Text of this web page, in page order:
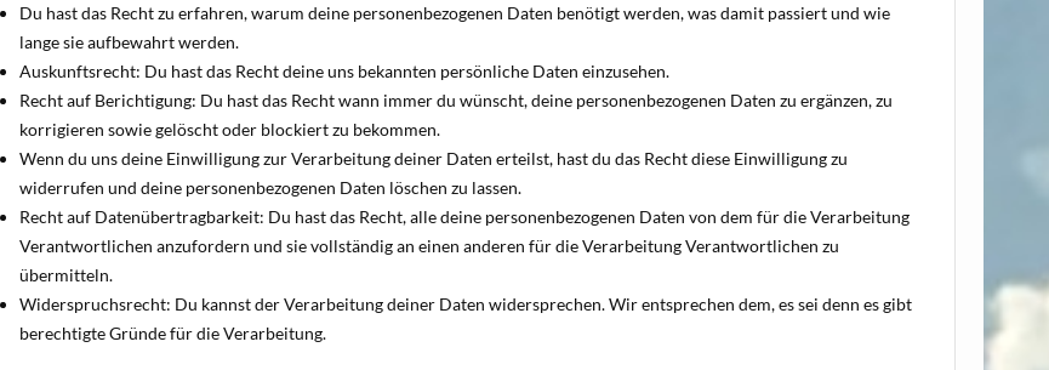
Du hast das Recht zu erfahren, warum deine personenbezogenen Daten benötigt werden, was damit passiert und wie
lange sie aufbewahrt werden.
Auskunftsrecht: Du hast das Recht deine uns bekannten persönliche Daten einzusehen.
Recht auf Berichtigung: Du hast das Recht wann immer du wünscht, deine personenbezogenen Daten zu ergänzen, zu
korrigieren sowie gelöscht oder blockiert zu bekommen.
Wenn du uns deine Einwilligung zur Verarbeitung deiner Daten erteilst, hast du das Recht diese Einwilligung zu
widerrufen und deine personenbezogenen Daten löschen zu lassen.
Recht auf Datenübertragbarkeit: Du hast das Recht, alle deine personenbezogenen Daten von dem für die Verarbeitung
Verantwortlichen anzufordern und sie vollständig an einen anderen für die Verarbeitung Verantwortlichen zu
übermitteln.
Widerspruchsrecht: Du kannst der Verarbeitung deiner Daten widersprechen. Wir entsprechen dem, es sei denn es gibt
berechtigte Gründe für die Verarbeitung.